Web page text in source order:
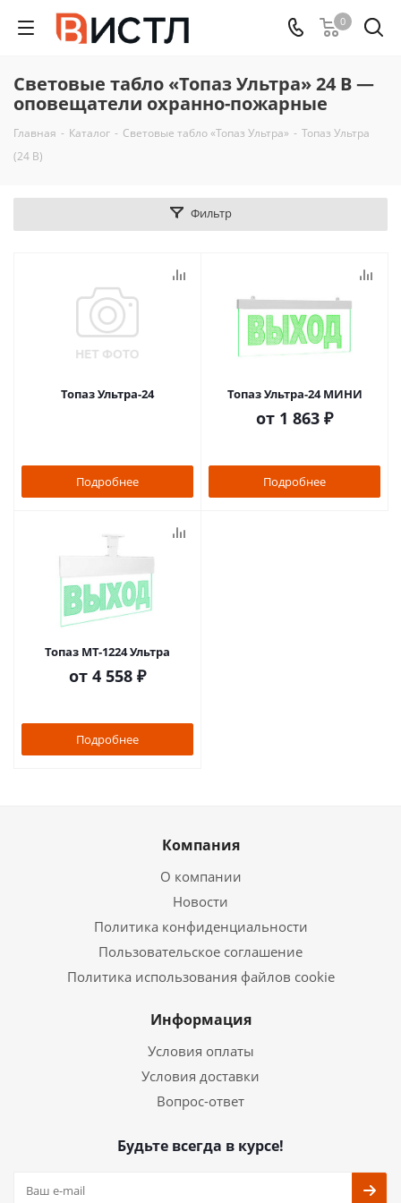
0
Световые табло «Топаз Ультра» 24 В —
оповещатели охранно-пожарные
Главная - Каталог - Световые табло «Топаз Ультра» - Топаз Ультра
(24 В)
Фильтр
Топаз Ультра-24
Подробнее
Топаз Ультра-24 МИНИ
от 1 863 ₽
Подробнее
Топаз МТ-1224 Ультра
от 4 558 ₽
Подробнее
Компания
О компании
Новости
Политика конфиденциальности
Пользовательское соглашение
Политика использования файлов cookie
Информация
Условия оплаты
Условия доставки
Вопрос-ответ
Будьте всегда в курсе!